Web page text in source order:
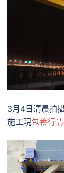
3月4日清晨拍
施工現包養行情